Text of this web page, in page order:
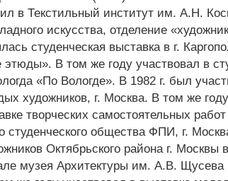
в Текстильный институт им. А.Н.
искусства, отделение
студенческая выставка в г.
этюды». В том же году участвовал в
«По Вологде». В 1982 г. был
художников, г. Москва. В том же
творческих самостоятельных
студенческого общества ФПИ, г.
Октябрьского района г. Москвы в
музея Архитектуры им. А.В. Щусева